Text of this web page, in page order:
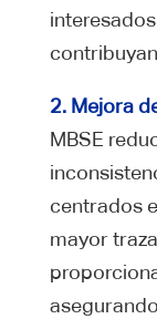
2. Mejora
MBSE
centrados
mayor